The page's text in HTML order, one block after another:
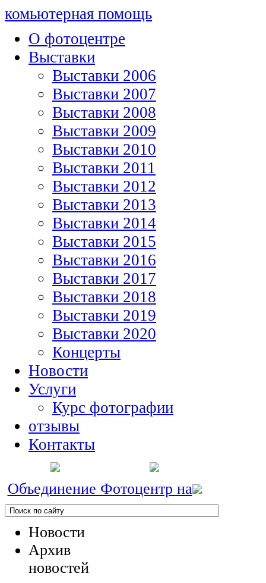
комьютерная помощь
О фотоцентре
Выставки
Выставки 2006
Выставки 2007
Выставки 2008
Выставки 2009
Выставки 2010
Выставки 2011
Выставки 2012
Выставки 2013
Выставки 2014
Выставки 2015
Выставки 2016
Выставки 2017
Выставки 2018
Выставки 2019
Выставки 2020
Концерты
Новости
Услуги
Курс фотографии
отзывы
Контакты
Объединение Фотоцентр на
Новости
Архив
новостей